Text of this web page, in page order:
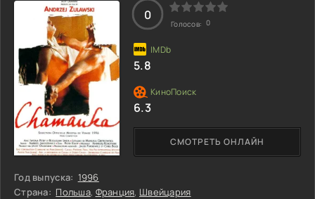
Год выпуска: 1996
Страна: Польша, Франция, Швейцария
СМОТРЕТЬ ОНЛАЙН
0
Голосов: 0
5.8
6.3